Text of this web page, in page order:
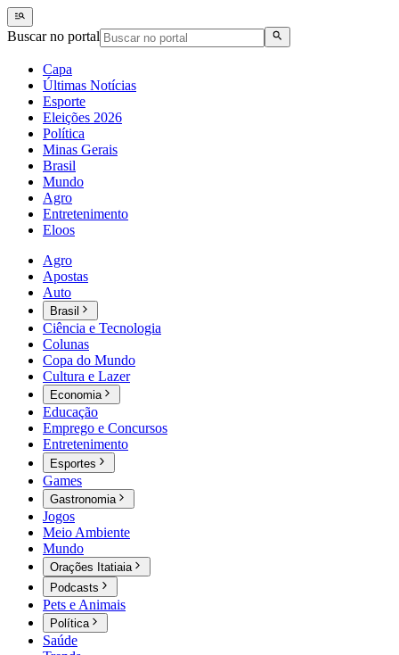
Buscar no portal
Capa
Últimas Notícias
Esporte
Eleições 2026
Política
Minas Gerais
Brasil
Mundo
Agro
Entretenimento
Eloos
Agro
Apostas
Auto
Brasil
Ciência e Tecnologia
Colunas
Copa do Mundo
Cultura e Lazer
Economia
Educação
Emprego e Concursos
Entretenimento
Esportes
Games
Gastronomia
Jogos
Meio Ambiente
Mundo
Orações Itatiaia
Podcasts
Pets e Animais
Política
Saúde